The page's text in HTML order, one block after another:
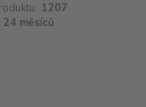
1207
24 měsíců